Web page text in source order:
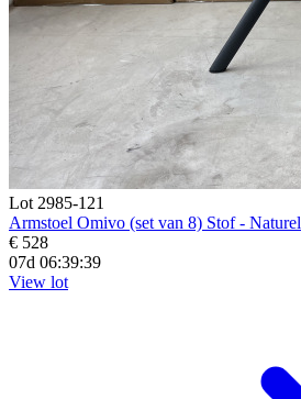
Lot 2985-121
Armstoel Omivo (set van 8) Stof - Naturel
€ 528
07d 06:39:38
View lot